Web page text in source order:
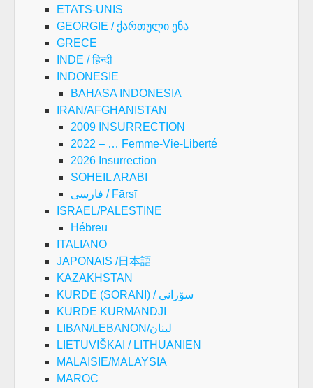
ETATS-UNIS
GEORGIE / ქართული ენა
GRECE
INDE / हिन्दी
INDONESIE
BAHASA INDONESIA
IRAN/AFGHANISTAN
2009 INSURRECTION
2022 – … Femme-Vie-Liberté
2026 Insurrection
SOHEIL ARABI
فارسی / Fārsī
ISRAEL/PALESTINE
Hébreu
ITALIANO
JAPONAIS /日本語
KAZAKHSTAN
KURDE (SORANI) / سۆرانی
KURDE KURMANDJI
LIBAN/LEBANON/لبنان
LIETUVIŠKAI / LITHUANIEN
MALAISIE/MALAYSIA
MAROC